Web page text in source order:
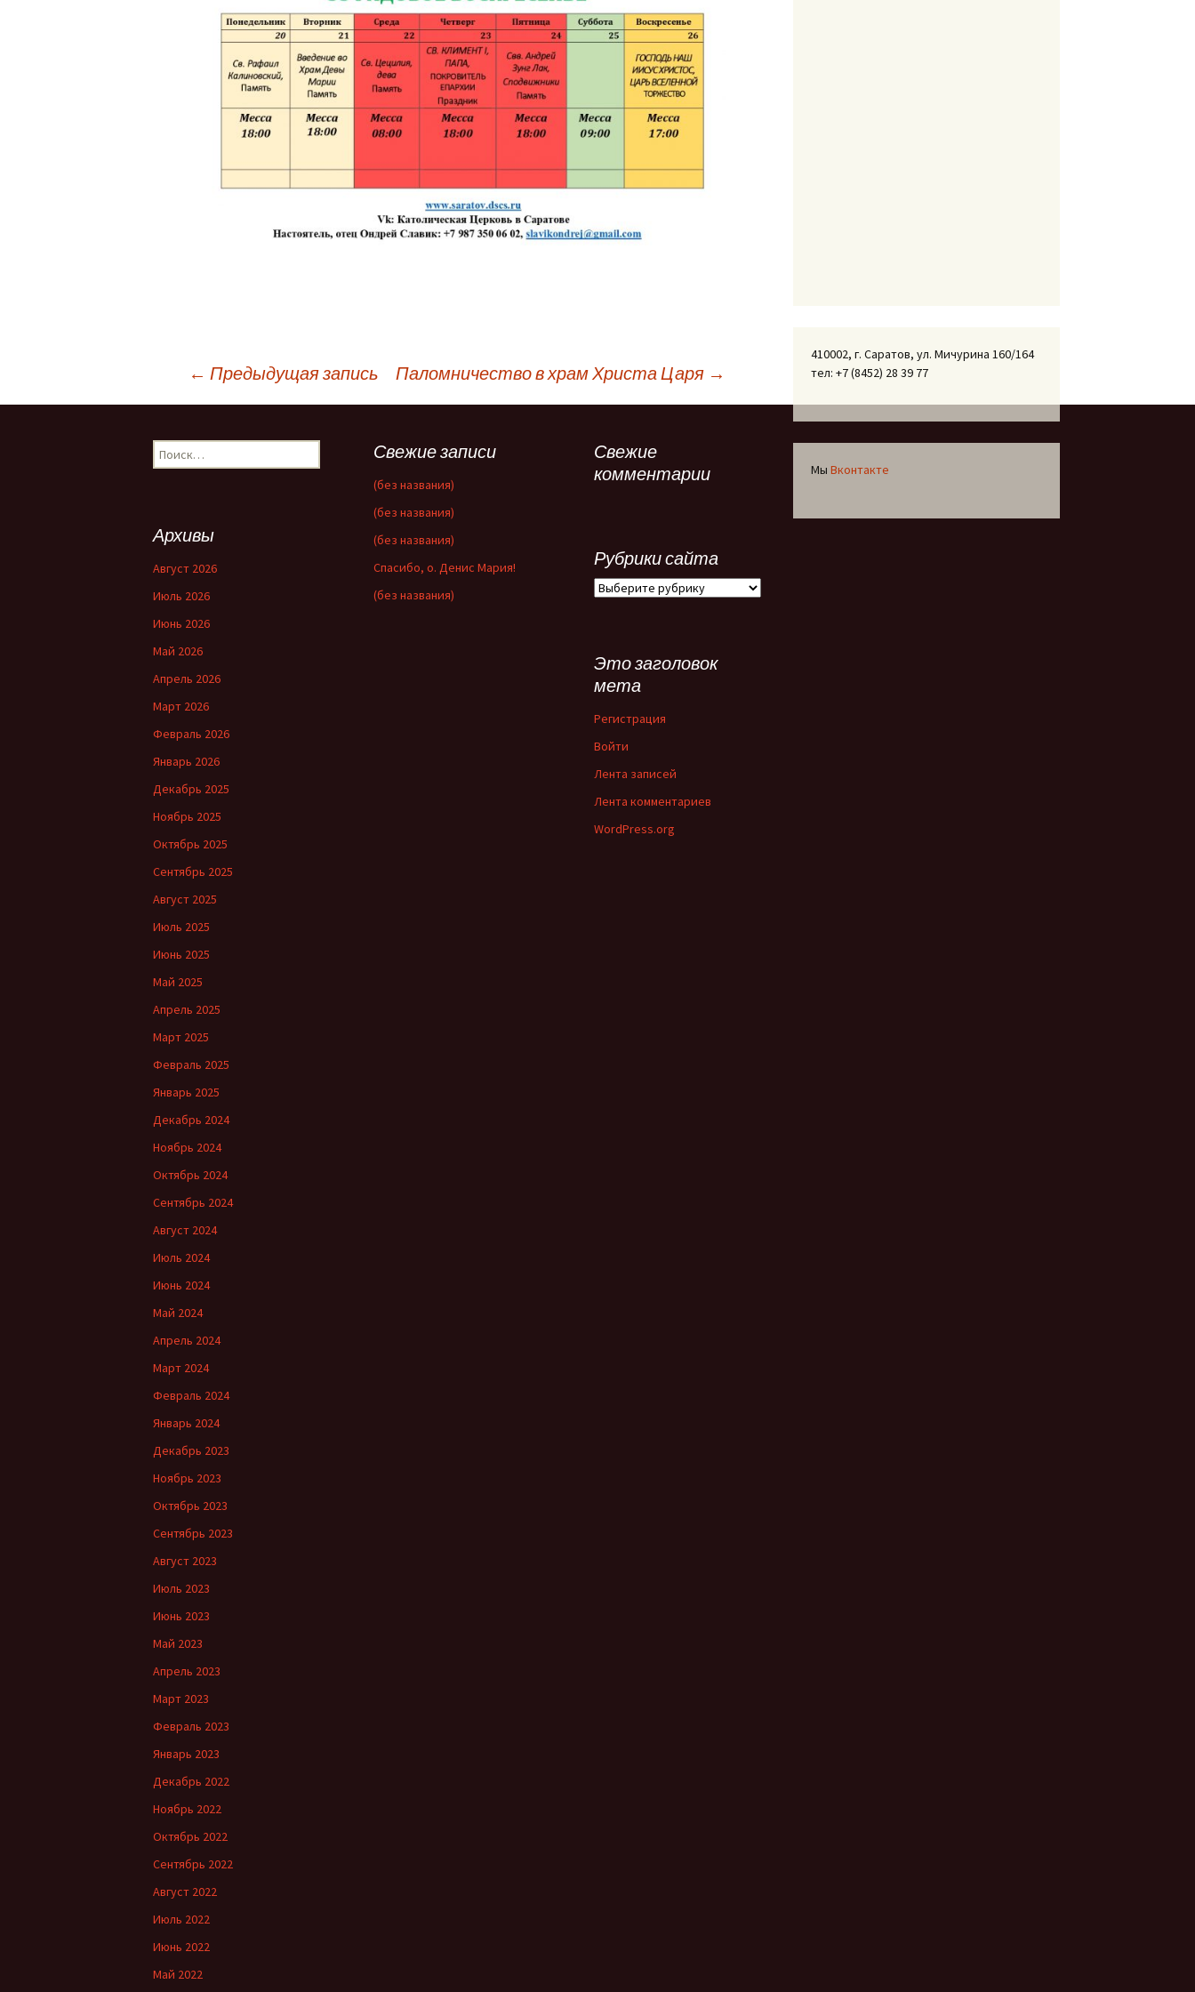
Навигация
← Предыдущая запись Паломничество в храм Христа Царя →
410002, г. Саратов, ул. Мичурина 160/164
тел: +7 (8452) 28 39 77
Мы Вконтакте
Найти: Свежие записи
(без названия)
(без названия)
(без названия)
Спасибо, о. Денис Мария!
(без названия)
Свежие
комментарии
Архивы
Август 2026
Июль 2026
Июнь 2026
Май 2026
Апрель 2026
Март 2026
Февраль 2026
Январь 2026
Декабрь 2025
Ноябрь 2025
Октябрь 2025
Сентябрь 2025
Август 2025
Июль 2025
Июнь 2025
Май 2025
Апрель 2025
Март 2025
Февраль 2025
Январь 2025
Декабрь 2024
Ноябрь 2024
Октябрь 2024
Сентябрь 2024
Август 2024
Июль 2024
Июнь 2024
Май 2024
Апрель 2024
Март 2024
Февраль 2024
Январь 2024
Декабрь 2023
Ноябрь 2023
Октябрь 2023
Сентябрь 2023
Август 2023
Июль 2023
Июнь 2023
Май 2023
Апрель 2023
Март 2023
Февраль 2023
Январь 2023
Декабрь 2022
Ноябрь 2022
Октябрь 2022
Сентябрь 2022
Август 2022
Июль 2022
Июнь 2022
Май 2022
Рубрики сайта
Рубрики
Это заголовок
мета
Регистрация
Войти
Лента записей
Лента комментариев
WordPress.org